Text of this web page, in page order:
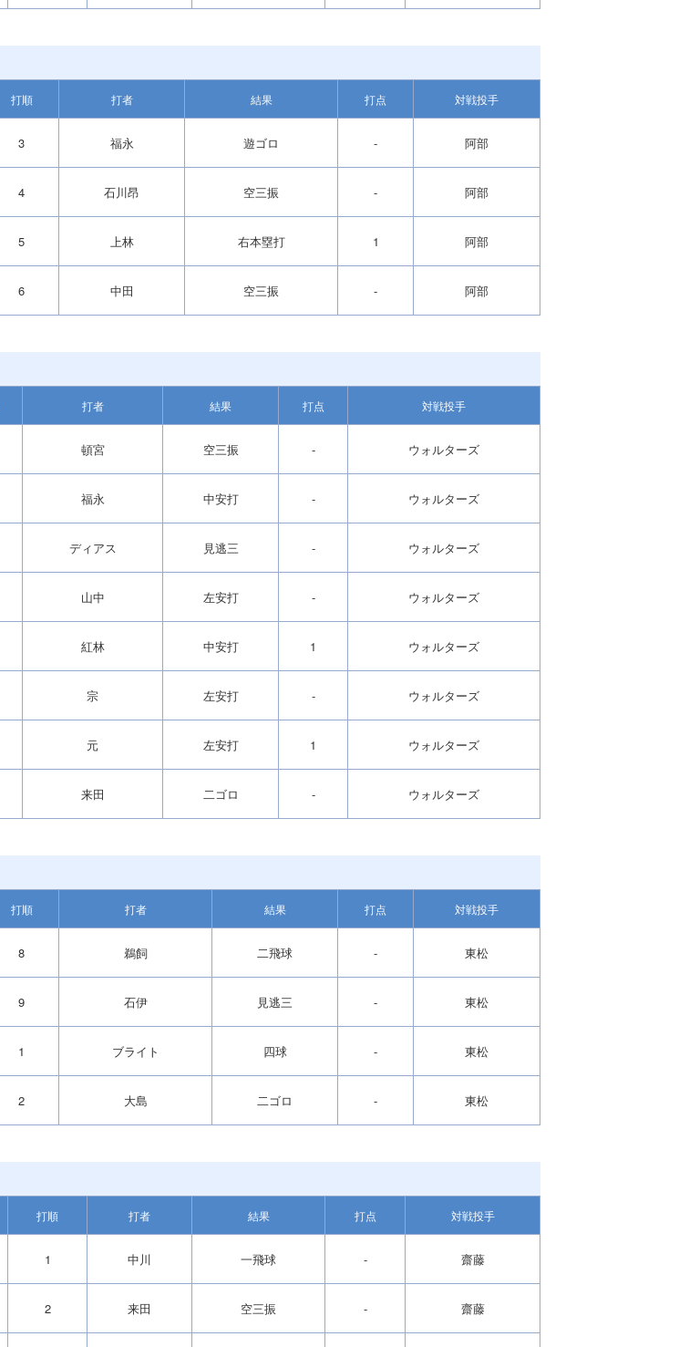
打順 打者 結果 打点 対戦投手
3 福永 遊ゴロ - 阿部
4 石川昂 空三振 - 阿部
5 上林 右本塁打 1 阿部
6 中田 空三振 - 阿部
打者 結果 打点 対戦投手
頓宮 空三振 - ウォルターズ
福永 中安打 - ウォルターズ
ディアス 見逃三 - ウォルターズ
山中 左安打 - ウォルターズ
紅林 中安打 1 ウォルターズ
宗 左安打 - ウォルターズ
元 左安打 1 ウォルターズ
来田 二ゴロ - ウォルターズ
打順 打者 結果 打点 対戦投手
8 鵜飼 二飛球 - 東松
9 石伊 見逃三 - 東松
1 ブライト 四球 - 東松
2 大島 二ゴロ - 東松
打順 打者 結果 打点 対戦投手
1 中川 一飛球 - 齋藤
2 来田 空三振 - 齋藤